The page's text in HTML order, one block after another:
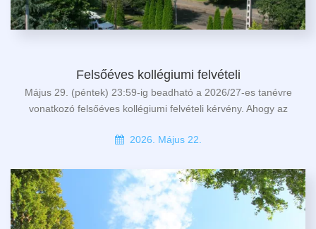
Felsőéves kollégiumi felvételi
Május 29. (péntek) 23:59-ig beadható a 2026/27-es tanévre
vonatkozó felsőéves kollégiumi felvételi kérvény. Ahogy az
2026. Május 22.